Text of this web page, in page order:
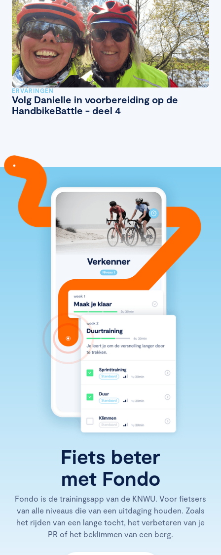
ERVARINGEN
Volg Danielle in voorbereiding op de
HandbikeBattle - deel 4
Fiets beter
met Fondo
Fondo is de trainingsapp van de KNWU. Voor fietsers
van alle niveaus die van een uitdaging houden. Zoals
het rijden van een lange tocht, het verbeteren van je
PR of het beklimmen van een berg.